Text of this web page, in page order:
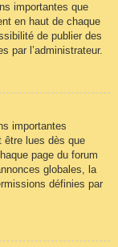
importantes que
en haut de chaque
de publier des
par l’administrateur.
importantes
être lues dès que
page du forum
globales, la
définies par